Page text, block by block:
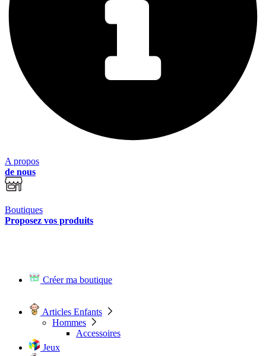
A propos
de nous
Boutiques
Proposez vos produits
Créer ma boutique
Articles Enfants
Hommes
Accessoires
Jeux